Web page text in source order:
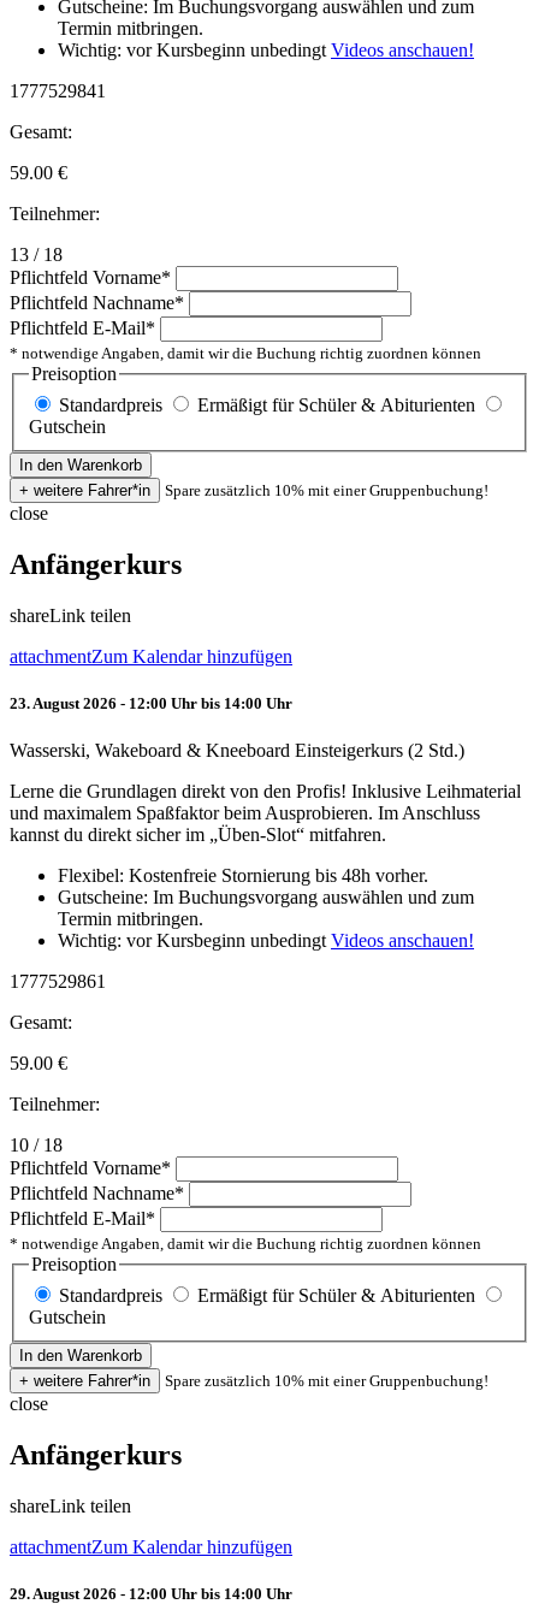
Gutscheine: Im Buchungsvorgang auswählen und zum
Termin mitbringen.
Wichtig: vor Kursbeginn unbedingtVideos anschauen!
1777529841
Gesamt:
59.00 €
Teilnehmer:
13 / 18
Pflichtfeld Vorname*
Pflichtfeld Nachname*
Pflichtfeld E-Mail*
* notwendige Angaben, damit wir die Buchung richtig zuordnen können
Preisoption
Standardpreis
Ermäßigt für Schüler & Abiturienten
Gutschein
Spare zusätzlich 10% mit einer Gruppenbuchung!
close
Anfängerkurs
shareLink teilen
attachmentZum Kalendar hinzufügen
23. August 2026 - 12:00 Uhr bis 14:00 Uhr
Wasserski, Wakeboard & Kneeboard Einsteigerkurs (2 Std.)
Lerne die Grundlagen direkt von den Profis! Inklusive Leihmaterial
und maximalem Spaßfaktor beim Ausprobieren. Im Anschluss
kannst du direkt sicher im „Üben-Slot“ mitfahren.
Flexibel: Kostenfreie Stornierung bis 48h vorher.
Gutscheine: Im Buchungsvorgang auswählen und zum
Termin mitbringen.
Wichtig: vor Kursbeginn unbedingt Videos anschauen!
1777529861
Gesamt:
59.00 €
Teilnehmer:
10 / 18
Pflichtfeld Vorname*
Pflichtfeld Nachname*
Pflichtfeld E-Mail*
* notwendige Angaben, damit wir die Buchung richtig zuordnen können
Preisoption
Standardpreis
Ermäßigt für Schüler & Abiturienten
Gutschein
Spare zusätzlich 10% mit einer Gruppenbuchung!
close
Anfängerkurs
shareLink teilen
attachmentZum Kalendar hinzufügen
29. August 2026 - 12:00 Uhr bis 14:00 Uhr